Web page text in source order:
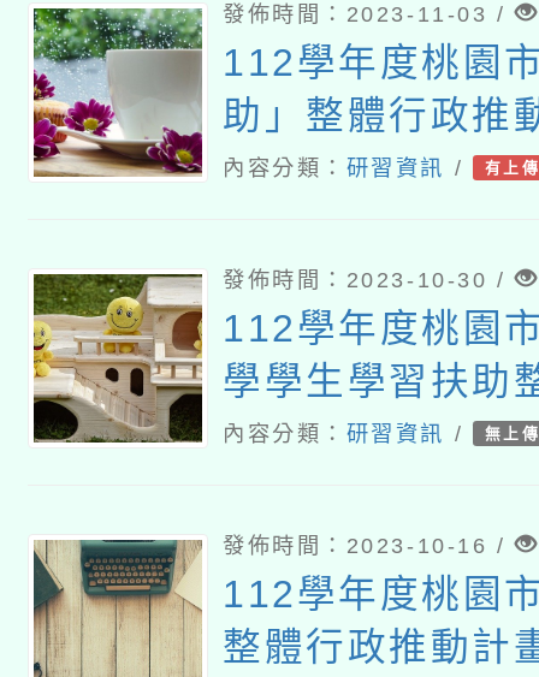
發佈時間：2023-11-03 /
112學年度桃園
助」整體行政推
畫十二~一：國
內容分類： 研習資訊 / 有上
發佈時間：2023-10-30 /
112學年度桃園
學學生學習扶助
動計畫-子計畫
內容分類： 研習資訊 / 無上
發佈時間：2023-10-16 /
112學年度桃園
整體行政推動計